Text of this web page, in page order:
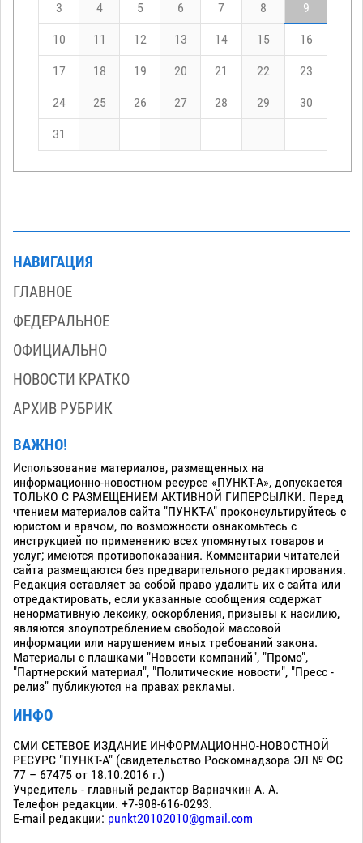
3 4 5 6 7 8 9
10 11 12 13 14 15 16
17 18 19 20 21 22 23
24 25 26 27 28 29 30
31
НАВИГАЦИЯ
ГЛАВНОЕ
ФЕДЕРАЛЬНОЕ
ОФИЦИАЛЬНО
НОВОСТИ КРАТКО
АРХИВ РУБРИК
ВАЖНО!
Использование материалов, размещенных на
информационно-новостном ресурсе «ПУНКТ-А», допускается
ТОЛЬКО С РАЗМЕЩЕНИЕМ АКТИВНОЙ ГИПЕРСЫЛКИ. Перед
чтением материалов сайта "ПУНКТ-А" проконсультируйтесь с
юристом и врачом, по возможности ознакомьтесь с
инструкцией по применению всех упомянутых товаров и
услуг; имеются противопоказания. Комментарии читателей
сайта размещаются без предварительного редактирования.
Редакция оставляет за собой право удалить их с сайта или
отредактировать, если указанные сообщения содержат
ненормативную лексику, оскорбления, призывы к насилию,
являются злоупотреблением свободой массовой
информации или нарушением иных требований закона.
Материалы с плашками "Новости компаний", "Промо",
"Партнерский материал", "Политические новости", "Пресс -
релиз" публикуются на правах рекламы.
ИНФО
СМИ СЕТЕВОЕ ИЗДАНИЕ ИНФОРМАЦИОННО-НОВОСТНОЙ
РЕСУРС "ПУНКТ-А" (свидетельство Роскомнадзора ЭЛ № ФС
77 – 67475 от 18.10.2016 г.)
Учредитель - главный редактор Варначкин А. А.
Телефон редакции. +7-908-616-0293.
E-mail редакции: punkt20102010@gmail.com